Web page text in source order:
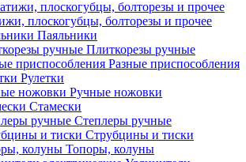
плоскогубцы, болторезы и прочее
Паяльники
Плиткорезы ручные
Разные приспособления
Рулетки
Ручные ножовки
Стамески
Степлеры ручные
Струбцины и тиски
Топоры, колуны